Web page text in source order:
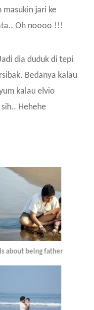
masukin jari ke
Oh noooo !!!
dia duduk di tepi
Bedanya kalau
kalau elvio
Hehehe
about being father